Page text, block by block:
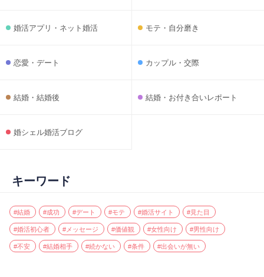
婚活アプリ・ネット婚活 モテ・自分磨き
恋愛・デート カップル・交際
結婚・結婚後 結婚・お付き合いレポート
婚シェル婚活ブログ
キーワード
#結婚 #成功 #デート #モテ #婚活サイト #見た目
#婚活初心者 #メッセージ #価値観 #女性向け #男性向け
#不安 #結婚相手 #続かない #条件 #出会いが無い